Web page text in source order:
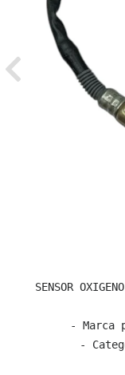
Previous
SENSOR
- Marca
-